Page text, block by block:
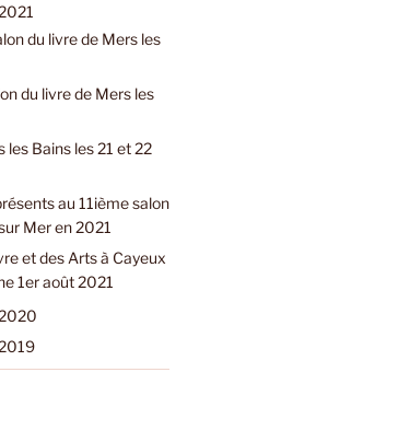
du livre de Mers les
du livre de Mers les
les Bains les 21 et 22
au 11ième salon
Mer en 2021
et des Arts à Cayeux
1er août 2021